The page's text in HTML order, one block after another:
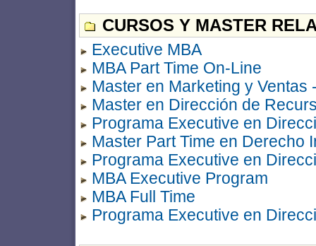
CURSOS Y MASTER
Executive MBA
MBA Part Time On-Line
Master en Marketing y Ventas
Master en Dirección de
Programa Executive en
Master Part Time en Derecho
Programa Executive en
MBA Executive Program
MBA Full Time
Programa Executive en